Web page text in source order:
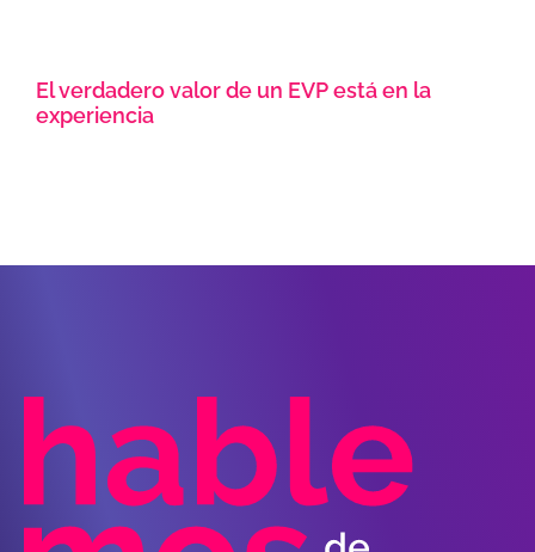
El verdadero valor de un EVP está en la
experiencia